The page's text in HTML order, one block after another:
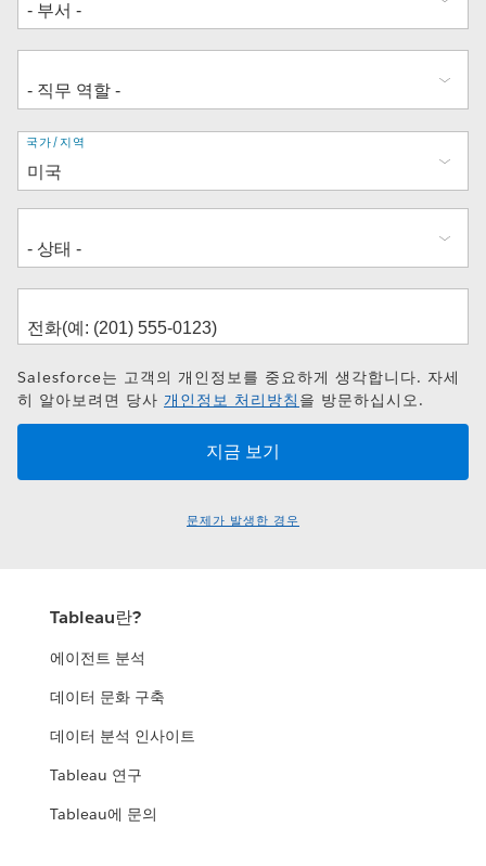
주
소
국가/지역
Salesforce는 고객의 개인정보를 중요하게 생각합니다. 자세
히 알아보려면 당사 개인정보 처리방침 을 방문하십시오.
문제가 발생한 경우
Tableau란?
에이전트 분석
데이터 문화 구축
데이터 분석 인사이트
Tableau 연구
Tableau에 문의